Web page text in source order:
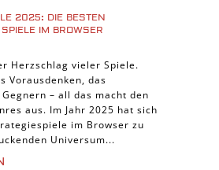
2025: DIE BESTEN
IM BROWSER
Herzschlag vieler Spiele.
Vorausdenken, das
– all das macht den
aus. Im Jahr 2025 hat sich
im Browser zu
Universum...